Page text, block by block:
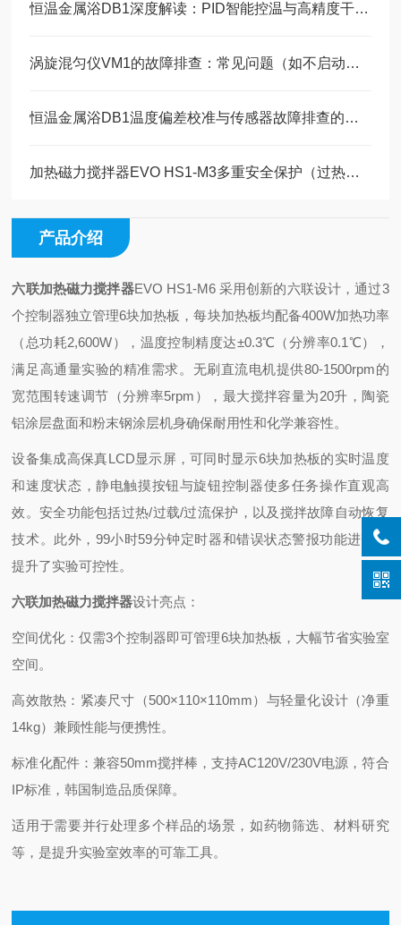
恒温金属浴DB1深度解读：PID智能控温与高精度干式加热技术原理
涡旋混匀仪VM1的故障排查：常见问题（如不启动、异响）的解决方法
恒温金属浴DB1温度偏差校准与传感器故障排查的维护指南
加热磁力搅拌器EVO HS1-M3多重安全保护（过热、过载、过流）机制的全系标配分析
产品介绍
六联加热磁力搅拌器EVO HS1-M6 采用创新的六联设计，通过3
个控制器独立管理6块加热板，每块加热板均配备400W加热功率
（总功耗2,600W），温度控制精度达±0.3℃（分辨率0.1℃），
满足高通量实验的精准需求。无刷直流电机提供80-1500rpm的
宽范围转速调节（分辨率5rpm），最大搅拌容量为20升，陶瓷
铝涂层盘面和粉末钢涂层机身确保耐用性和化学兼容性。
设备集成高保真LCD显示屏，可同时显示6块加热板的实时温度
和速度状态，静电触摸按钮与旋钮控制器使多任务操作直观高
效。安全功能包括过热/过载/过流保护，以及搅拌故障自动恢复
技术。此外，99小时59分钟定时器和错误状态警报功能进一步
提升了实验可控性。
六联加热磁力搅拌器设计亮点：
空间优化：仅需3个控制器即可管理6块加热板，大幅节省实验室
空间。
高效散热：紧凑尺寸（500×110×110mm）与轻量化设计（净重
14kg）兼顾性能与便携性。
标准化配件：兼容50mm搅拌棒，支持AC120V/230V电源，符合
IP标准，韩国制造品质保障。
适用于需要并行处理多个样品的场景，如药物筛选、材料研究
等，是提升实验室效率的可靠工具。